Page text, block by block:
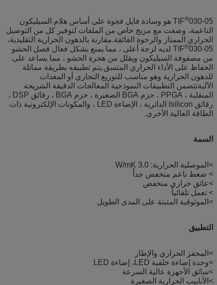
TIF®
030-05 هو وسادة فايل فجوة على أساس هلام السيليكون
الناعمة، وضعت مع مزيج خاص من الملفات لتوفير كل من التوصيل
الحراري الممتاز والرخوة الفائقة.مقارنة بالدهون الحرارية التقليدية،
TIF®
030-05 لديه لزجة أعلى ، مما يمنع بشكل فعال فصل الحشو
من مصفوفة السيليكون ويقلل من هجرة الحشو ، مما يساعد على
الحفاظ على الأداء الحراري المتسق.يتم تطبيقه بطريقة مماثلة
للدهون الحرارية وهو مناسب للتوزيع التجاري أو المعدات
الآليةتتضمن التطبيقات النموذجية المعالجات الدقيقة الشريحة
المنقلبة ، PPGA ، حزم BGA الصغيرة ، حزم BGA ، رقائق DSP ،
رقائق Isilicon الدائرية ، الإضاءة LED ، والمكونات الإلكترونية ذات
الطاقة العالية الأخرى.
السمة
>الموصلية الحرارية: 3.0 W/mK
> ضغط ناعم منخفض جداً
>عائق حراري منخفض
> تعمل تلقائياً
>الموثوقية المثبتة على المدى الطويل
التطبيق
>المحفز الحراري والإطار
>وحدة إضاءة خلفية LED، إضاءة LED
>سائق الأجهزة عالية السرعة
>الأنابيب الحرارية الصغيرة